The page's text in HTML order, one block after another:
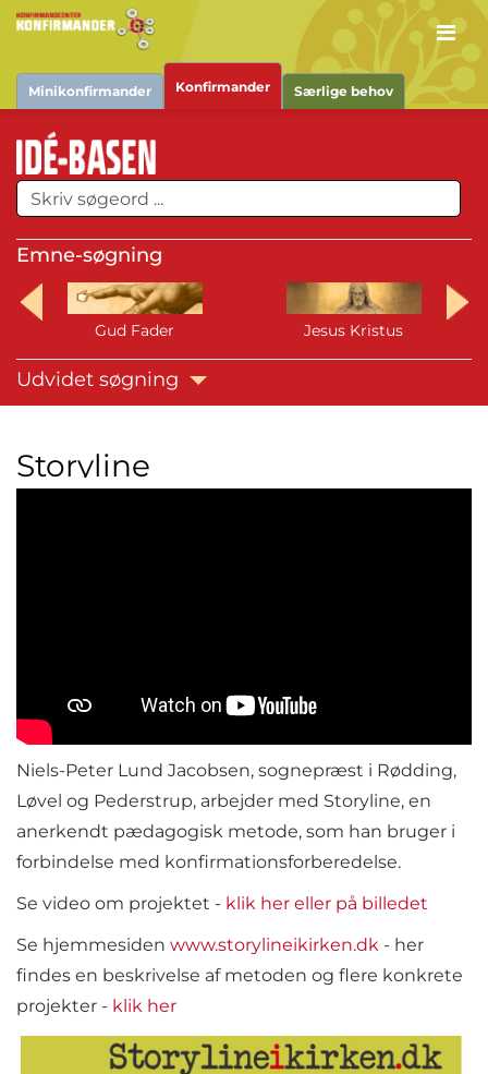
Minikonfirmander Konfirmander Særlige behov
Emne-søgning
Gud Fader Jesus Kristus
Udvidet søgning
Storyline
Niels-Peter Lund Jacobsen, sognepræst i Rødding,
Løvel og Pederstrup, arbejder med Storyline, en
anerkendt pædagogisk metode, som han bruger i
forbindelse med konfirmationsforberedelse.
Se video om projektet - klik her eller på billedet
Se hjemmesiden www.storylineikirken.dk - her
findes en beskrivelse af metoden og flere konkrete
projekter - klik her